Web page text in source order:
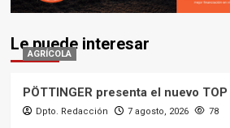
Le puede interesar
AGRÍCOLA
PÖTTINGER presenta el nuevo
Dpto. Redacción 7 agosto, 2026 78